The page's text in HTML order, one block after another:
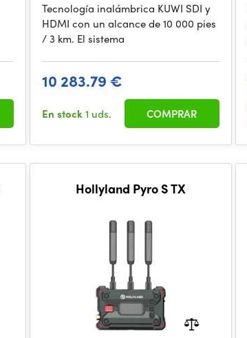
Tecnología inalámbrica KUWI SDI y
HDMI con un alcance de 10 000 pies
/ 3 km. El sistema
10 283.79 €
En stock1 uds. COMPRAR
Hollyland Pyro S TX